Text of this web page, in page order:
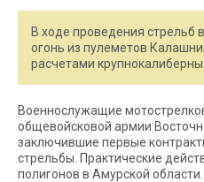
В ходе проведения стрельб
огонь из пулеметов
расчетами
Военнослужащие
общевойсковой армии
заключившие первые
стрельбы. Практические
полигонов в Амурской области.